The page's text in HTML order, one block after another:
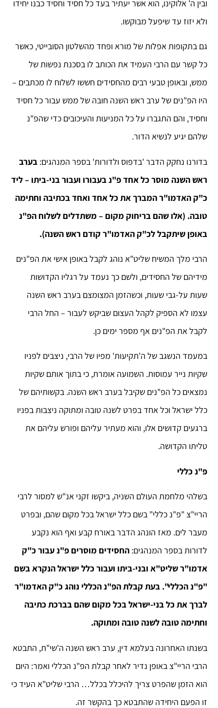
ובין ה' אלוקינו, הוא אשר יעתיר בעד כל חסיד וחסיד כבנו יחידו
ולא יזוז עד שיפעל מבוקשו.
גם בתקופות אפלות של מורא ופחד מהשלטון הסובייטי, כאשר
כל קשר עם הרבי העמיד את הכותב לו בסכנת נפשות של
ממש, ובאופן טבעי רבים מהחסידים חששו לשלוח לו מכתבים –
היו הפ"נים של ערב ראש השנה חובה של ממש עבור כל חסיד
וחסיד, והם התגברו על כל המניעות והעיכובים כדי שהפ"נ
שלהם יגיע לנשיא הדור.
בדורנו נחקק הדבר 'בדפוס ולדורות' בספר המנהגים:בערב
ראש השנה מוסר כל אחד פ"נ בעבורו ועבור בני-ביתו – ליד
כ"ק האדמו"ר המברך את כל אחד ואחד בכתיבה וחתימה
טובה. (אלו שהם בריחוק מקום – משתדלים לשלוח הפ"נ
באופן שיתקבל לכ"ק האדמו"ר קודם ראש השנה).
הרבי מלך המשיח שליט"א נוהג לקבל באופן אישי את הפ"נים
מידיהם של החסידים, ולשם כך נעמד על רגליו הקדושות
שעות על-גבי שעות, וכשהזמן המצומצם בערב ראש השנה
עצמו לא הספיק לקהל העצום שביקש לעבור – החל הרבי
לקבל את הפ"נים אף מספר ימים כן.
במעמד הנשגב של ה'תקיעות' מפיו של הרבי, ניצבים לפניו
שקיות נייר עמוסות. השמועה אומרת, כי בתוך אותם שקיות
נמצאים כל הפ"נים שקיבל בערב ראש השנה. בקשותיהם של
כלל ישראל וכל אחד בפרט לשנה טובה ומתוקה ניצבות בפניו
ברגעים קדושים אלו, והוא מעתיר עליהם ופורש עליהם את
טליתו הקדושה.
פ"נ כללי
בשלהי מלחמת העולם השניה, ביקשו זקני אנ"ש למסור לרבי
הריי"צ "פ"נ כללי" בשם כלל ישראל בכל מקום שהם, ובפרט
מעבר לים. מאז הונהג הדבר באורח קבע ואף הוא נקבע
לדורות בספר המנהגים:החסידים מוסרים פ"נ עבור כ"ק
אדמו"ר שליט"א ובני-ביתו ועבור כלל ישראל הנקרא בשם
"פ"נ הכללי". בעת קבלת הפ"נ הכללי נוהג כ"ק האדמו"ר
לברך את כל בני-ישראל בכל מקום שהם בברכת כתיבה
וחתימה טובה לשנה טובה ומתוקה.
בשנתו האחרונה בעלמא דין, ערב ראש השנה ה'שי"ת, התבטא
הרבי הריי"צ באופן נדיר לאחר קבלת הפ"נ הכללי ואמר: היום
הוא הזמן שהפרט צריך להיכלל בכלל… הרבי שליט"א העיד כי
זו הפעם היחידה שהתבטא כך בהקשר זה.